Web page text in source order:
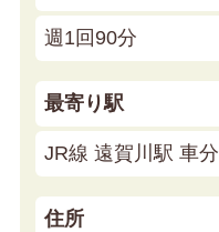
週1回90分
最寄り駅
JR線 遠賀川駅 車分
住所